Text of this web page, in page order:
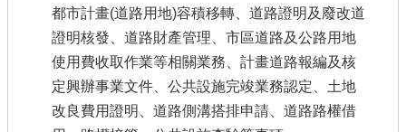
都市計畫(道路用地)容積移轉、道路證明及廢改道
證明核發、道路財產管理、市區道路及公路用地
使用費收取作業等相關業務、計畫道路報編及核
定興辦事業文件、公共設施完竣業務認定、土地
改良費用證明、道路側溝搭排申請、道路路權借